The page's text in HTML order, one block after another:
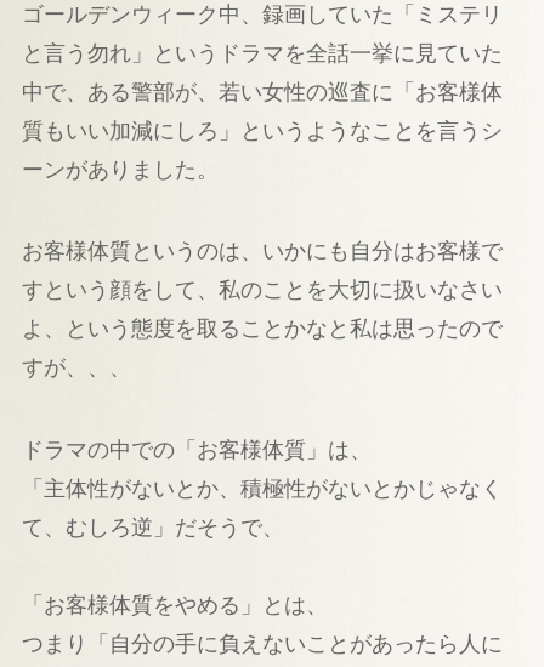
ゴールデンウィーク中、録画していた「ミステリ
と言う勿れ」というドラマを全話一挙に見ていた
中で、ある警部が、若い女性の巡査に「お客様体
質もいい加減にしろ」というようなことを言うシ
ーンがありました。
お客様体質というのは、いかにも自分はお客様で
すという顔をして、私のことを大切に扱いなさい
よ、という態度を取ることかなと私は思ったので
すが、、、
ドラマの中での「お客様体質」は、
「主体性がないとか、積極性がないとかじゃなく
て、むしろ逆」だそうで、
「お客様体質をやめる」とは、
つまり「自分の手に負えないことがあったら人に